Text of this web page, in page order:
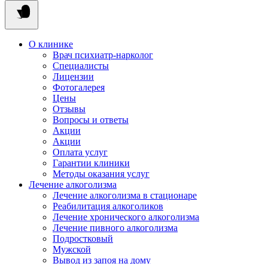
О клинике
Врач психиатр-нарколог
Специалисты
Лицензии
Фотогалерея
Цены
Отзывы
Вопросы и ответы
Акции
Акции
Оплата услуг
Гарантии клиники
Методы оказания услуг
Лечение алкоголизма
Лечение алкоголизма в стационаре
Реабилитация алкоголиков
Лечение хронического алкоголизма
Лечение пивного алкоголизма
Подростковый
Мужской
Вывод из запоя на дому